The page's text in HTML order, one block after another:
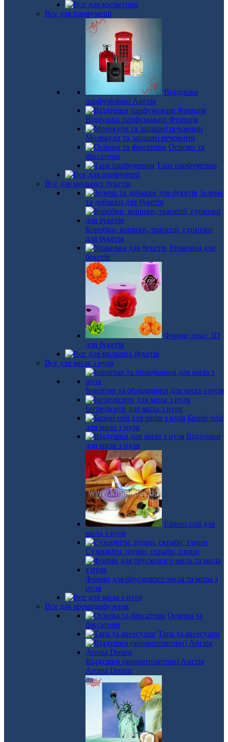
Все для парфумерії
Віддушки
парфумовані Англія
Віддушки парфумовані Франція
Молекули та запашні речовини
Основи та
фіксатори
Тара парфумерна
Все для мильних букетів
Зелень
та добавки для букетів
Коробки, кошики, трапеції, супники
для букетів
Упаковка для
букетів
Форми люкс 3D
для букетів
Все для мила з нуля
Інвентар та обладнання для мила з нуля
Інгредієнти для мила з нуля
Базові олії
для мила з нуля
Віддушки
для мила з нуля
Ефірні олії для
мила з нуля
Сухоцвіти, пудри, скраби, глини
Форми для брускового мила та мила з
нуля
Все для аромадифузорів
Основа та
фіксатори
Тара та аксесуари
Віддушки (ароматизатори) Англія
Aroma Dream